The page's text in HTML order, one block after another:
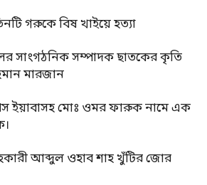
গরুকে বিষ খাইয়ে হত্যা
সাংগঠনিক সম্পাদক ছাতকের কৃতি
মারজান
ইয়াবাসহ মোঃ ওমর ফারুক নামে এক
আব্দুল ওহাব শাহ খুঁটির জোর